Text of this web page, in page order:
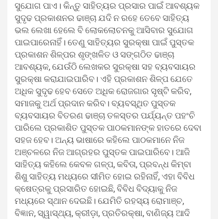
ସୁଯୋଗ ପାଏ। କିନ୍ତୁ ସାହିତ୍ୟର ପ୍ରସାର ପାଇଁ ଆବଶ୍ୟକ
ସୁଦୃଢ ପ୍ରକାଶନର ଢାଞ୍ଚା ଯଦି ନ ରହେ ତେବେ ସାହିତ୍ୟ
ଭଲ ଲେଖା ହେଲେ ବି ଲୋକଲୋଚନକୁ ଆସିବାର ସୁଯୋଗ
ପାଇପାରେନାହିଁ। ତେଣୁ ସାହିତ୍ୟର ସୁରକ୍ଷା ପାଇଁ ପୁସ୍ତକ
ପ୍ରକାଶନ ଶିଳ୍ପର ଶୃଙ୍ଖଳିତ ଓ ସଙ୍ଗଠିତ ଢାଞ୍ଚା
ଆବଶ୍ୟକ, ଯେଉଁଠି ଲେଖକର ସୁରକ୍ଷା ସହ ବ୍ୟବସାୟର
ସୁରକ୍ଷା କରାଯାଇପାରିବ। ଏହି ପ୍ରକାଶନ ଶିଳ୍ପ ଯେତେ
ଅଧିକ ସୁଦୃଢ ହେବ ସେତେ ଅଧିକ ରୋଜଗାର ସୃଷ୍ଟି କରିବ,
ସମାଜକୁ ଅର୍ଥ ପ୍ରଦାନ କରିବ। ବ୍ୟବସ୍ଥିତ ପୁସ୍ତକ
ବ୍ୟବସାୟର ବିତରଣ ଢାଞ୍ଚା ତଳସ୍ତର ପର୍ଯ୍ୟନ୍ତ ପହଂଚି
ପାରିଲେ ପ୍ରକାଶିତ ପୁସ୍ତକ ପାଠକମାନଙ୍କ ହାତରେ ଦେବା
ସହଜ ହେବ। ଅନ୍ୟ ଭାଷାରେ କହିଲେ ପାଠକମାନେ ନିଜ
ଅଞ୍ଚଳରେ ନିଜ ଆଗ୍ରହର ପୁସ୍ତକ ପାଇପାରିବେ। ଆଜି
ସାହିତ୍ୟ କହିଲେ କେବଳ ଗଳ୍ପ, କବିତା, ପ୍ରବନ୍ଧ କିମ୍ବା
ଶିଶୁ ସାହିତ୍ୟ ମଧ୍ୟରେ ସୀମିତ ହୋଇ ରହିନାହିଁ, ଏହା ବିବିଧ
କ୍ଷେତ୍ରକୁ ପ୍ରସାରିତ ହୋଇଛି, ବିବିଧ ବିଦ୍ୟାକୁ ନିଜ
ମଧ୍ୟରେ ସ୍ଥାନ ଦେଇଛି। ଯେମିତି ରହସ୍ୟ ରୋମାଞ୍ଚ,
ବିଜ୍ଞାନ, ସ୍ୱାସ୍ଥ୍ୟ, କ୍ରୀଡ଼ା, ପ୍ରତିରକ୍ଷା, ବାଣିଜ୍ୟ ଆଦି